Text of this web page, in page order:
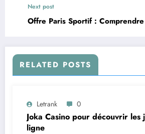
Next post
Offre Paris Sportif :
RELATED POSTS
Letrank 0
Joka Casino pour découvrir les
ligne